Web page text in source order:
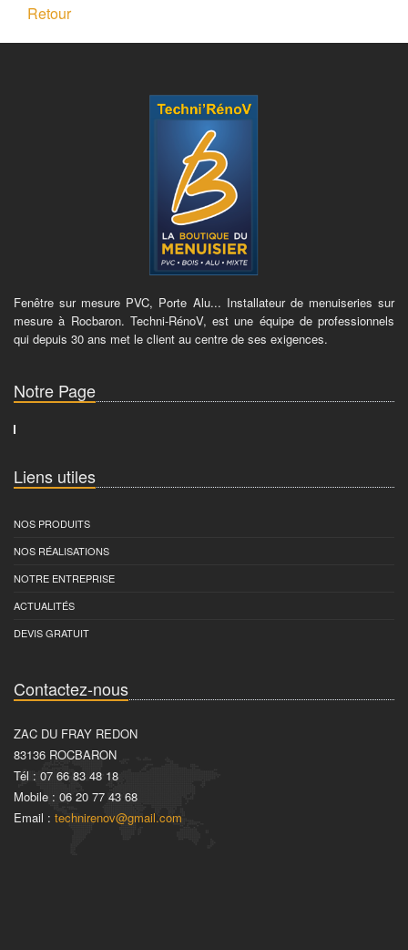
Retour
Fenêtre sur mesure PVC, Porte Alu... Installateur de menuiseries sur
mesure à Rocbaron. Techni-RénoV, est une équipe de professionnels
qui depuis 30 ans met le client au centre de ses exigences.
Notre Page
Liens utiles
NOS PRODUITS
NOS RÉALISATIONS
NOTRE ENTREPRISE
ACTUALITÉS
DEVIS GRATUIT
Contactez-nous
ZAC DU FRAY REDON
83136 ROCBARON
Tél : 07 66 83 48 18
Mobile : 06 20 77 43 68
Email : technirenov@gmail.com